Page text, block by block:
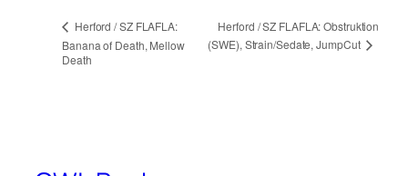
Herford / SZ FLAFLA:
Banana of Death, Mellow
Death
Herford / SZ FLAFLA: Obstruktion
(SWE), Strain/Sedate, JumpCut